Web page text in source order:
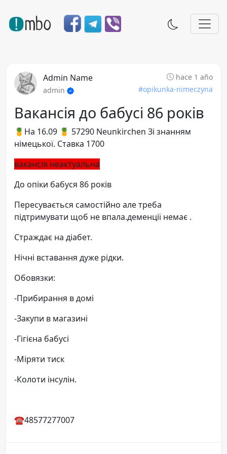
Admin Name
hace 1 año
admin
#opikunka-nimeczyna
Вакансія до бабусі 86 років
🍍На 16.09 🍍 57290 Neunkirchen Зі знанням
німецької. Ставка 1700
вакансія неактуальна
До опіки бабуся 86 років
Пересувається самостійно але треба
підтримувати щоб не впала.деменції немає .
Страждає на діабет.
Нічні вставання дуже рідки.
Обовязки:
-Прибирання в домі
-Закупи в магазині
-Гігієна бабусі
-Міряти тиск
-Колоти інсулін.
☎️48577277007